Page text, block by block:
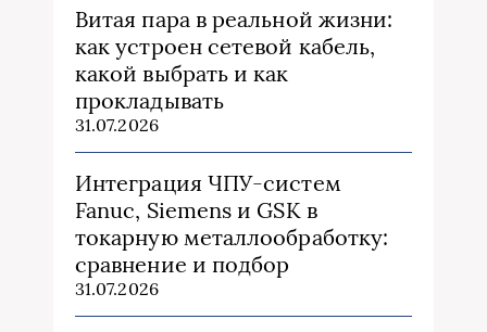
Витая пара в реальной жизни:
как устроен сетевой кабель,
какой выбрать и как
прокладывать
31.07.2026
Интеграция ЧПУ-систем
Fanuc, Siemens и GSK в
токарную металлообработку:
сравнение и подбор
31.07.2026